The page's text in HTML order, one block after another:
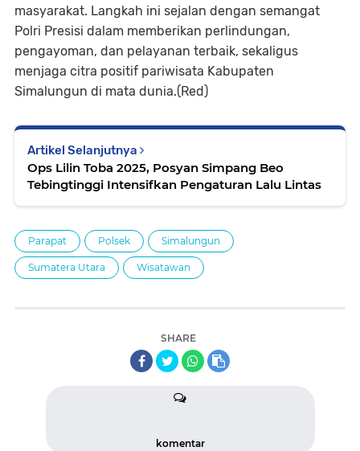
masyarakat. Langkah ini sejalan dengan semangat
Polri Presisi dalam memberikan perlindungan,
pengayoman, dan pelayanan terbaik, sekaligus
menjaga citra positif pariwisata Kabupaten
Simalungun di mata dunia.(Red)
Artikel Selanjutnya
Ops Lilin Toba 2025, Posyan Simpang Beo
Tebingtinggi Intensifkan Pengaturan Lalu Lintas
Parapat Polsek Simalungun
Sumatera Utara Wisatawan
SHARE
komentar